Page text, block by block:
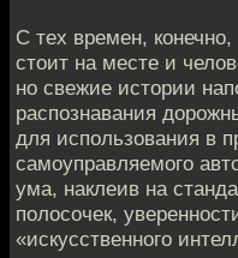
С тех времен,
стоит на месте и
но свежие истории
распознавания
для использования в
самоуправляемого
ума, наклеив на
полосочек,
«искусственного